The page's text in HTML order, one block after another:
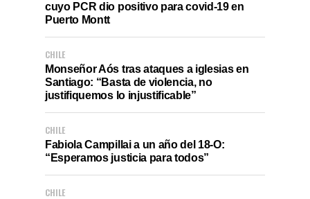
cuyo PCR dio positivo para covid-19 en
Puerto Montt
CHILE
Monseñor Aós tras ataques a iglesias en
Santiago: “Basta de violencia, no
justifiquemos lo injustificable”
CHILE
Fabiola Campillai a un año del 18-O:
“Esperamos justicia para todos”
CHILE